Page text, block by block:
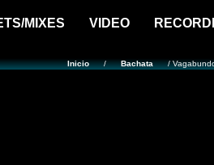
MIXES VIDEO
Inicio / Bachata /